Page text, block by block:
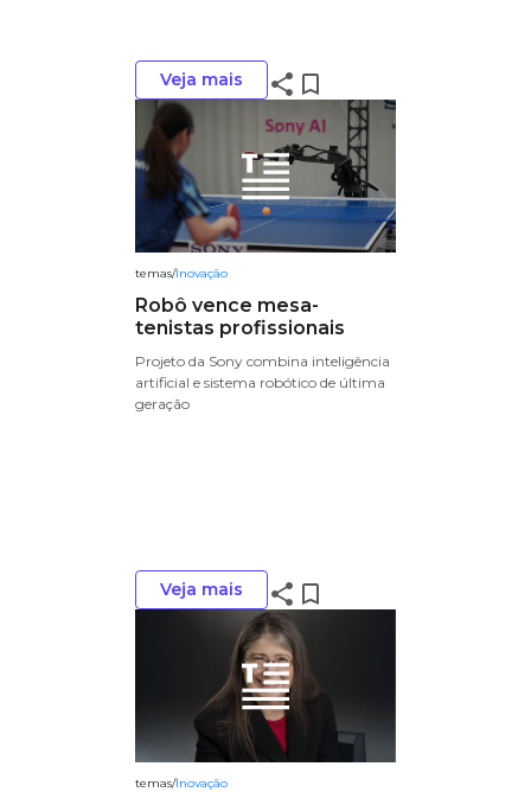
Veja mais share bookmark_border
temas/Inovação
Robô vence mesa-
tenistas profissionais
Projeto da Sony combina inteligência
artificial e sistema robótico de última
geração
Veja mais share bookmark_border
temas/Inovação